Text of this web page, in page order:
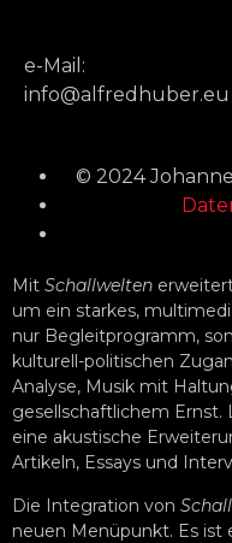
e-Mail:
info@alfredhuber.eu
© 2024
Mit Schallwelten
um ein starkes,
nur Begleitprogramm,
kulturell-politischen
Analyse, Musik mit
gesellschaftlichem Ernst.
eine akustische
Artikeln, Essays und
Die Integration von
neuen Menüpunkt. Es ist